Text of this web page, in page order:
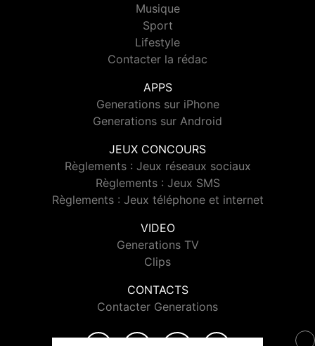
Musique
Sport
Lifestyle
Contacter la rédac
APPS
Generations sur iPhone
Generations sur Android
JEUX CONCOURS
Règlements : Jeux réseaux sociaux
Règlements : Jeux SMS
Règlements : Jeux téléphone et internet
VIDEO
Generations TV
Clips
CONTACTS
Contacter Generations